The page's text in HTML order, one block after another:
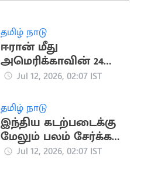
தமிழ் நாடு
ஈரான் மீது
அமெரிக்காவின் 24
மணி நேர கெடு;
சதித்திட்டம்?
Jul 12, 2026, 02:07 IST
தமிழ் நாடு
இந்திய கடற்படைக்கு
மேலும் பலம் சேர்க்க
இணைந்தது INS
Jul 12, 2026, 02:07 IST